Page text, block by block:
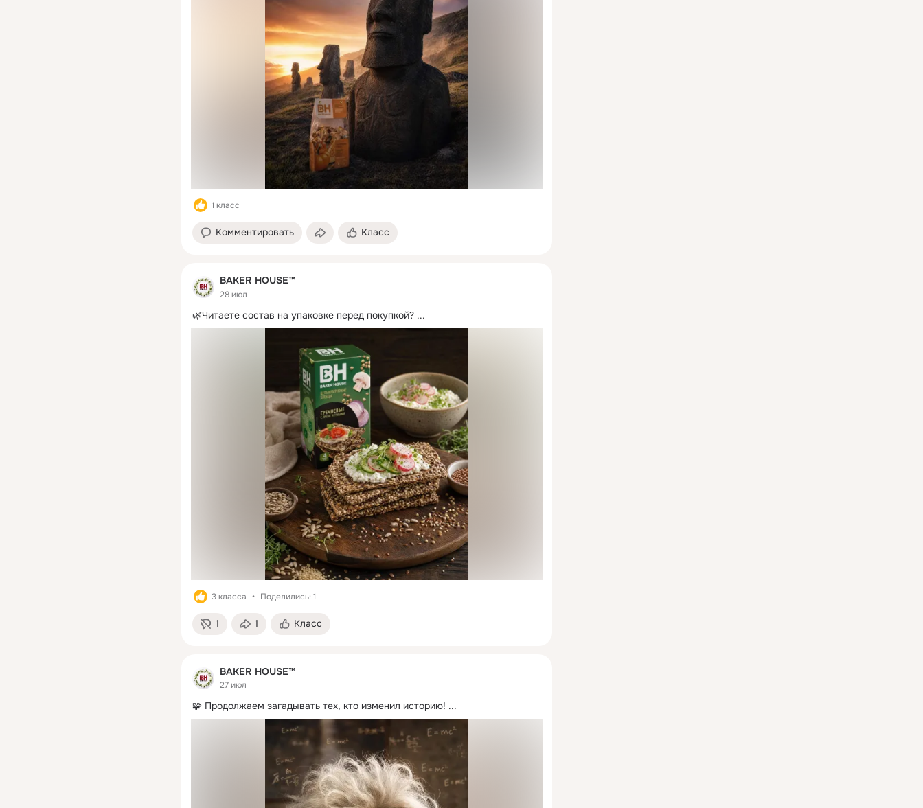
1 класс
Комментировать Класс
BAKER HOUSE™
28 июл
🌿Читаете состав на упаковке перед покупкой? ...
3 класса Поделились: 1
1 1 Класс
BAKER HOUSE™
27 июл
🧩 Продолжаем загадывать тех, кто изменил историю! ...